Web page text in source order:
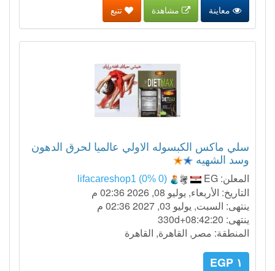
معاينة مشاهدة تتبع
سلي ماكس الكبسوله الاولي عالميا لحرق الدهون
وسد الشهيه
المعلن: lifacareshop1 (0% 0)
EG
التاريخ: الأربعاء, يوليو 08, 2026 02:36 م
ينتهى: السبت, يوليو 03, 2027 02:36 م
ينتهى: 330d+08:42:19
المنطقة: مصر, القاهرة, القاهرة
١ EGP